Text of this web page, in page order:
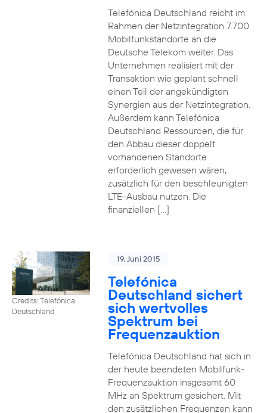
Telefónica Deutschland reicht im
Rahmen der Netzintegration 7.700
Mobilfunkstandorte an die
Deutsche Telekom weiter. Das
Unternehmen realisiert mit der
Transaktion wie geplant schnell
einen Teil der angekündigten
Synergien aus der Netzintegration.
Außerdem kann Telefónica
Deutschland Ressourcen, die für
den Abbau dieser doppelt
vorhandenen Standorte
erforderlich gewesen wären,
zusätzlich für den beschleunigten
LTE-Ausbau nutzen. Die
finanziellen […]
Credits: Telefónica
Deutschland
19. Juni 2015
Telefónica
Deutschland sichert
sich wertvolles
Spektrum bei
Frequenzauktion
Telefónica Deutschland hat sich in
der heute beendeten Mobilfunk-
Frequenzauktion insgesamt 60
MHz an Spektrum gesichert. Mit
den zusätzlichen Frequenzen kann